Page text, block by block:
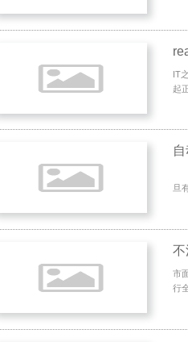
IT
起
旦
不
市
行